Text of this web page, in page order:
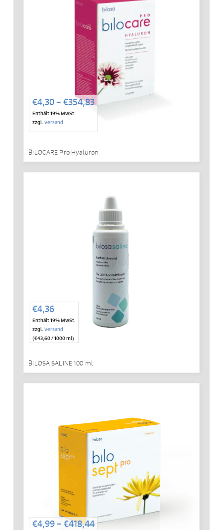
€4,30– €354,83Preisspanne:
€4,30
Enthält 19% MwSt.
zzgl. Versand
BILOCARE Pro Hyaluron
€4,36
Enthält 19% MwSt.
zzgl. Versand
(€43,60/ 1000 ml)
IN DEN WARENKORB
BILOSA SALINE 100 ml
€4,99– €418,44Preisspanne: